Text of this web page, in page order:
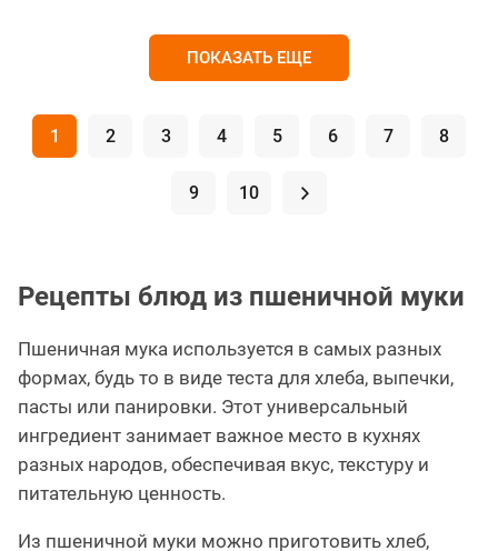
ПОКАЗАТЬ ЕЩЕ
1 2 3 4 5 6 7 8
9 10 .
Рецепты блюд из пшеничной муки
Пшеничная мука используется в самых разных
формах, будь то в виде теста для хлеба, выпечки,
пасты или панировки. Этот универсальный
ингредиент занимает важное место в кухнях
разных народов, обеспечивая вкус, текстуру и
питательную ценность.
Из пшеничной муки можно приготовить хлеб,